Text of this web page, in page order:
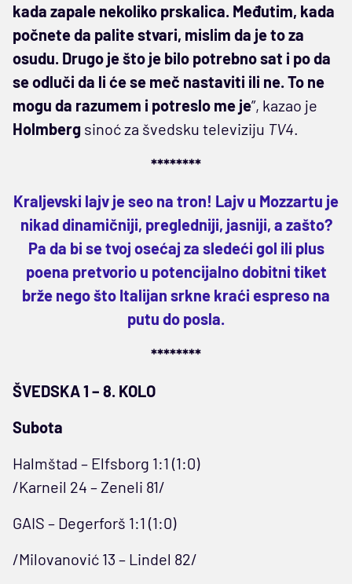
kada zapale nekoliko prskalica. Međutim, kada
počnete da palite stvari, mislim da je to za
osudu. Drugo je što je bilo potrebno sat i po da
se odluči da li će se meč nastaviti ili ne. To ne
mogu da razumem i potreslo me je”, kazao je
Holmberg sinoć za švedsku televiziju TV4.
********
Kraljevski lajv je seo na tron! Lajv u Mozzartu je
nikad dinamičniji, pregledniji, jasniji, a zašto?
Pa da bi se tvoj osećaj za sledeći gol ili plus
poena pretvorio u potencijalno dobitni tiket
brže nego što Italijan srkne kraći espreso na
putu do posla.
********
ŠVEDSKA 1 – 8. KOLO
Subota
Halmštad – Elfsborg 1:1 (1:0)
/Karneil 24 – Zeneli 81/
GAIS – Degerforš 1:1 (1:0)
/Milovanović 13 – Lindel 82/